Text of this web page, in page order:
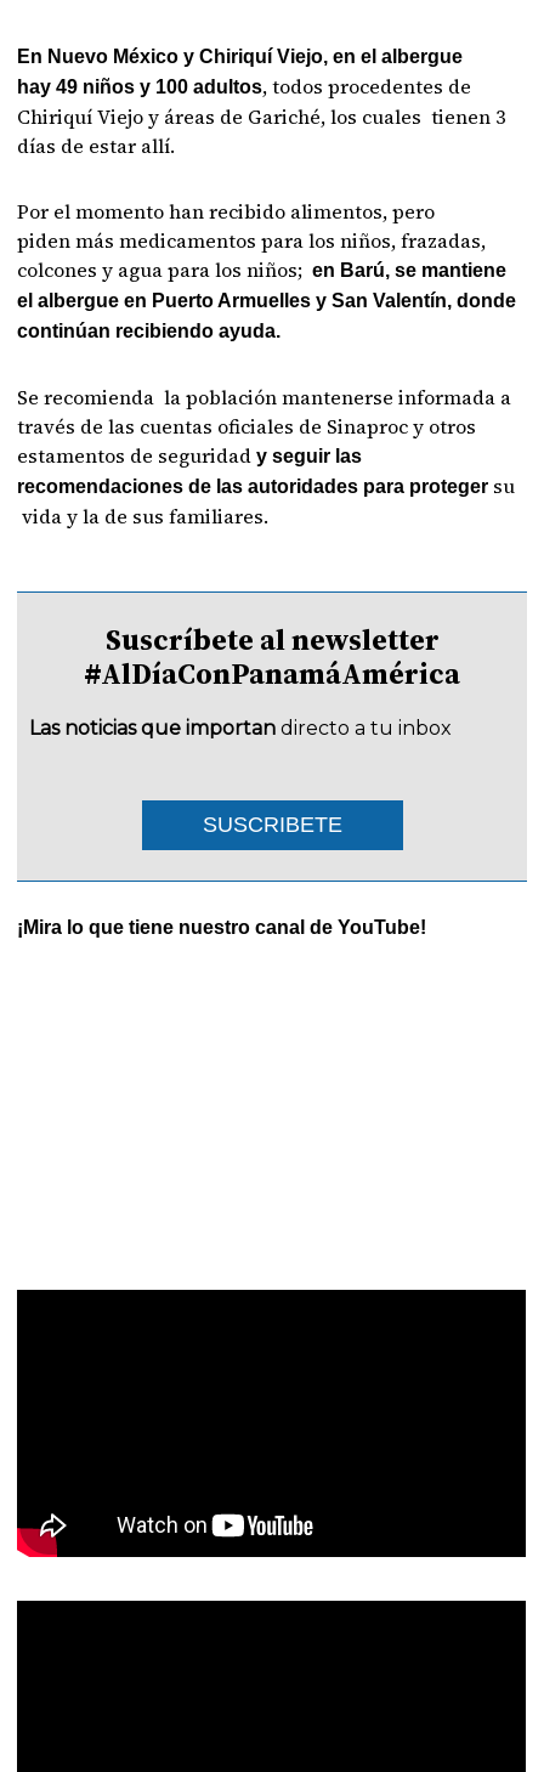
En Nuevo México y Chiriquí Viejo, en el albergue
hay 49 niños y 100 adultos, todos procedentes de
Chiriquí Viejo y áreas de Gariché, los cuales tienen 3
días de estar allí.
Por el momento han recibido alimentos, pero
piden más medicamentos para los niños, frazadas,
colcones y agua para los niños;en Barú, se mantiene
el albergue en Puerto Armuelles y San Valentín, donde
continúan recibiendo ayuda.
Se recomienda la población mantenerse informada a
través de las cuentas oficiales de Sinaproc y otros
estamentos de seguridad y seguir las
recomendaciones de las autoridades para proteger su
vida y la de sus familiares.
Suscríbete al newsletter
#AlDíaConPanamáAmérica
Las noticias que importan directo a tu inbox
SUSCRIBETE
¡Mira lo que tiene nuestro canal de YouTube!